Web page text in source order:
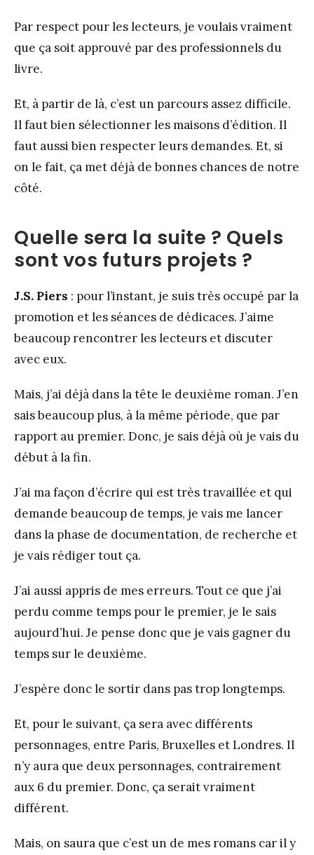
Par respect pour les lecteurs, je voulais vraiment
que ça soit approuvé par des professionnels du
livre.
Et, à partir de là, c’est un parcours assez difficile.
Il faut bien sélectionner les maisons d’édition. Il
faut aussi bien respecter leurs demandes. Et, si
on le fait, ça met déjà de bonnes chances de notre
côté.
Quelle sera la suite ? Quels
sont vos futurs projets ?
J.S. Piers : pour l’instant, je suis très occupé par la
promotion et les séances de dédicaces. J’aime
beaucoup rencontrer les lecteurs et discuter
avec eux.
Mais, j’ai déjà dans la tête le deuxième roman. J’en
sais beaucoup plus, à la même période, que par
rapport au premier. Donc, je sais déjà où je vais du
début à la fin.
J’ai ma façon d’écrire qui est très travaillée et qui
demande beaucoup de temps, je vais me lancer
dans la phase de documentation, de recherche et
je vais rédiger tout ça.
J’ai aussi appris de mes erreurs. Tout ce que j’ai
perdu comme temps pour le premier, je le sais
aujourd’hui. Je pense donc que je vais gagner du
temps sur le deuxième.
J’espère donc le sortir dans pas trop longtemps.
Et, pour le suivant, ça sera avec différents
personnages, entre Paris, Bruxelles et Londres. Il
n’y aura que deux personnages, contrairement
aux 6 du premier. Donc, ça serait vraiment
différent.
Mais, on saura que c’est un de mes romans car il y